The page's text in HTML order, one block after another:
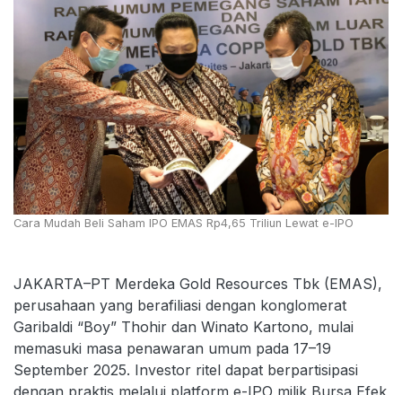
Cara Mudah Beli Saham IPO EMAS Rp4,65 Triliun Lewat e-IPO
JAKARTA–PT Merdeka Gold Resources Tbk (EMAS),
perusahaan yang berafiliasi dengan konglomerat
Garibaldi “Boy” Thohir dan Winato Kartono, mulai
memasuki masa penawaran umum pada 17–19
September 2025. Investor ritel dapat berpartisipasi
dengan praktis melalui platform e-IPO milik Bursa Efek